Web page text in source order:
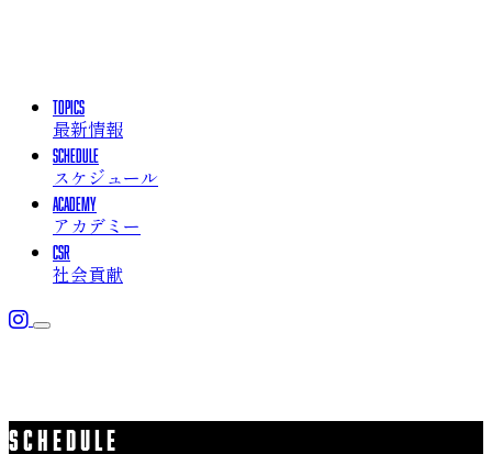
TOPICS
最新情報
SCHEDULE
スケジュール
ACADEMY
アカデミー
CSR
社会貢献
メニューを開く
SCHEDULE